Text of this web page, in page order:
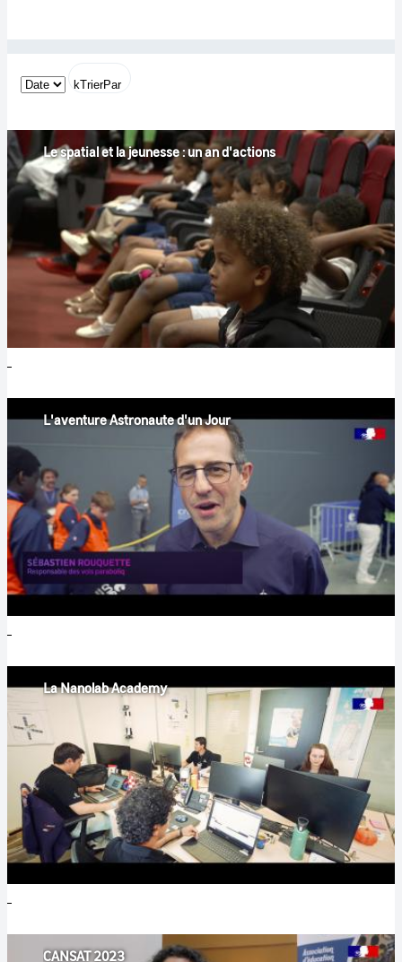
kTrierPar
Le spatial et la jeunesse : un an d'actions
L'aventure Astronaute d'un Jour
La Nanolab Academy
CANSAT 2023